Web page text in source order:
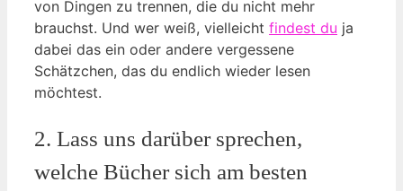
von Dingen zu trennen, die du nicht mehr
brauchst. Und wer weiß, vielleicht findest du ja
dabei das ein oder andere vergessene
Schätzchen, das du endlich wieder lesen
möchtest.
2. Lass uns darüber sprechen,
welche Bücher sich am besten